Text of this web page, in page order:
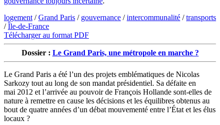
logement /Grand Paris / gouvernance /intercommunalité /transports
/Île-de-France
Télécharger au format PDF
Dossier : Le Grand Paris, une métropole en marche ?
Le Grand Paris a été l’un des projets emblématiques de Nicolas
Sarkozy tout au long de son mandat présidentiel. Sa défaite en
mai 2012 et l’arrivée au pouvoir de François Hollande sont-elles de
nature à remettre en cause les décisions et les équilibres obtenus au
bout de quatre années d’un débat mouvementé entre l’État et les élus
locaux ?